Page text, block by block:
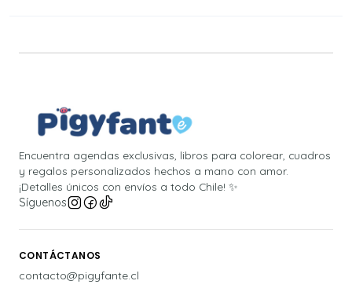
Encuentra agendas exclusivas, libros para colorear, cuadros
y regalos personalizados hechos a mano con amor.
¡Detalles únicos con envíos a todo Chile! ✨
Síguenos
CONTÁCTANOS
contacto@pigyfante.cl